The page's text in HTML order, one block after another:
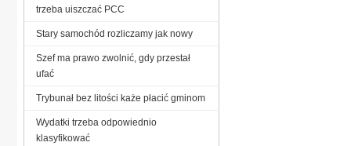
trzeba uiszczać PCC
Stary samochód rozliczamy jak nowy
Szef ma prawo zwolnić, gdy przestał
ufać
Trybunał bez litości każe płacić gminom
Wydatki trzeba odpowiednio
klasyfikować